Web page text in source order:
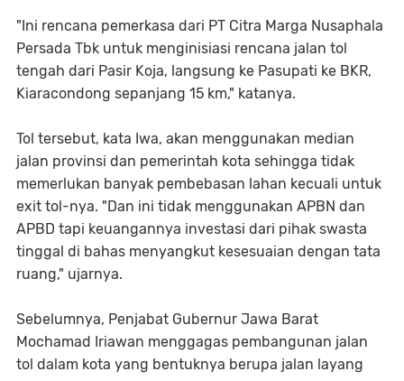
"Ini rencana pemerkasa dari PT Citra Marga Nusaphala
Persada Tbk untuk menginisiasi rencana jalan tol
tengah dari Pasir Koja, langsung ke Pasupati ke BKR,
Kiaracondong sepanjang 15 km," katanya.
Tol tersebut, kata Iwa, akan menggunakan median
jalan provinsi dan pemerintah kota sehingga tidak
memerlukan banyak pembebasan lahan kecuali untuk
exit tol-nya. "Dan ini tidak menggunakan APBN dan
APBD tapi keuangannya investasi dari pihak swasta
tinggal di bahas menyangkut kesesuaian dengan tata
ruang," ujarnya.
Sebelumnya, Penjabat Gubernur Jawa Barat
Mochamad Iriawan menggagas pembangunan jalan
tol dalam kota yang bentuknya berupa jalan layang